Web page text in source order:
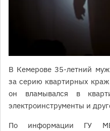
В Кемерове 35-летний
за серию квартирных
он вламывался в
электроинструменты и
По информации ГУ